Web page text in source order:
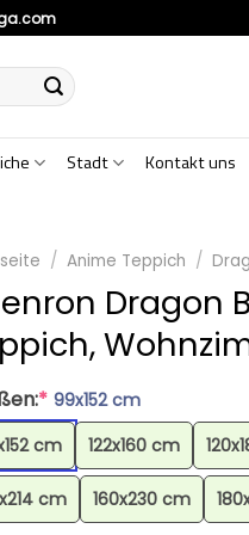
Stadt Kontakt uns
/ Anime Teppich /
Dragon
* 99x152 cm
cm
122x160 cm
cm 160x230 cm